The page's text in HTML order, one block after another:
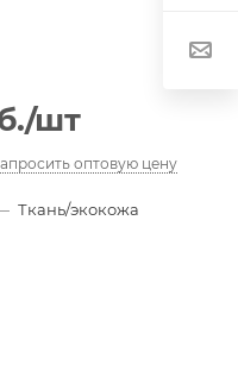
/шт
оптовую цену
Ткань/экокожа